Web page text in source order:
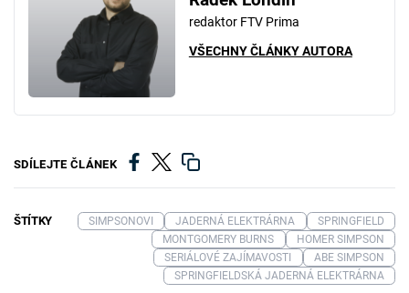
redaktor FTV Prima
VŠECHNY ČLÁNKY AUTORA
SDÍLEJTE ČLÁNEK
ŠTÍTKY SIMPSONOVI JADERNÁ ELEKTRÁRNA
SPRINGFIELD
MONTGOMERY BURNS
HOMER SIMPSON
SERIÁLOVÉ ZAJÍMAVOSTI
ABE SIMPSON
SPRINGFIELDSKÁ JADERNÁ ELEKTRÁRNA